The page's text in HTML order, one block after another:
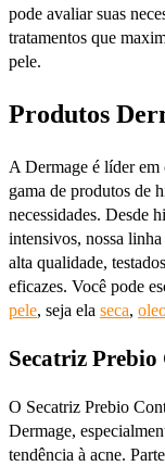
pode avaliar suas
tratamentos que
pele.
Produtos
A Dermage é líder em
gama de produtos de
necessidades. Desde
intensivos, nossa linha
alta qualidade,
eficazes. Você pode
pele, seja ela seca,
Secatriz
O Secatriz Prebio
Dermage,
tendência à acne.